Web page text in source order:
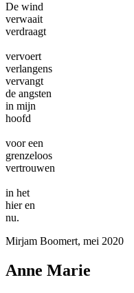
De wind
verwaait
verdraagt
vervoert
verlangens
vervangt
de angsten
in mijn
hoofd
voor een
grenzeloos
vertrouwen
in het
hier en
nu.
Mirjam Boomert, mei 2020
Anne Marie